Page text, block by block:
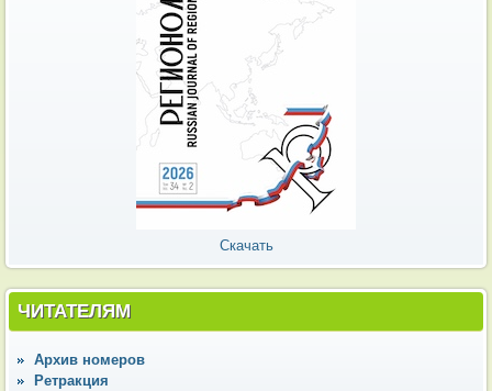
Скачать
ЧИТАТЕЛЯМ
Архив номеров
Ретракция